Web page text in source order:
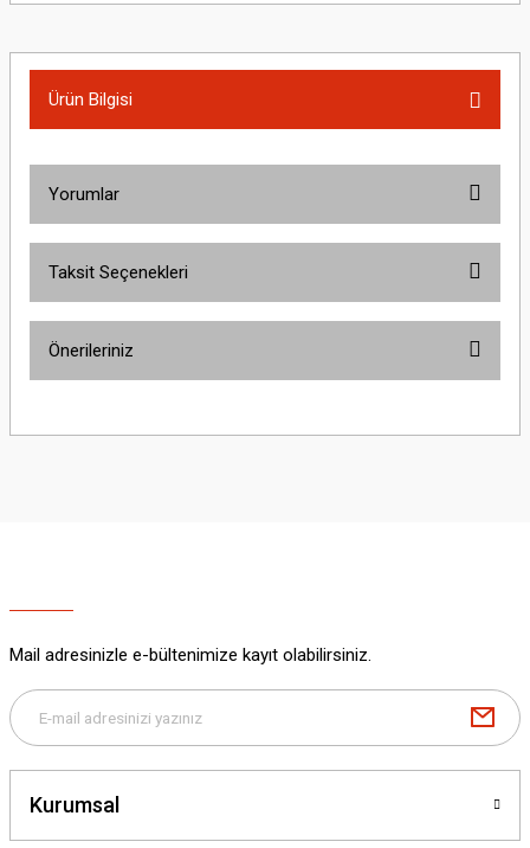
Ürün Bilgisi
Yorumlar
Taksit Seçenekleri
Önerileriniz
Bu ürüne benzer farklı alternatifler olmalı.
Mail adresinizle e-bültenimize kayıt olabilirsiniz.
Kurumsal